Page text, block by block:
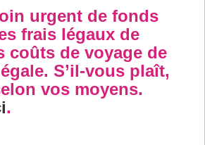
urgent de fonds
frais légaux de
coûts de voyage de
S’il-vous plaît,
vos moyens.
.